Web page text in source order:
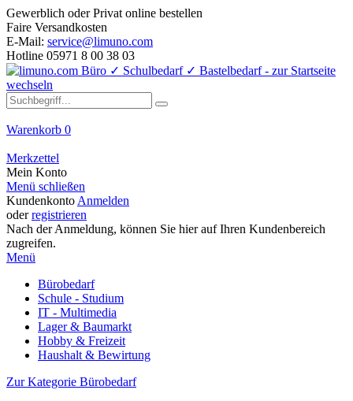
Gewerblich oder Privat online bestellen
Faire Versandkosten
E-Mail: service@limuno.com
Hotline 05971 8 00 38 03
Warenkorb 0
Merkzettel
Mein Konto
Menü schließen
Kundenkonto Anmelden
oderregistrieren
Nach der Anmeldung, können Sie hier auf Ihren Kundenbereich
zugreifen.
Menü
Bürobedarf
Schule - Studium
IT - Multimedia
Lager & Baumarkt
Hobby & Freizeit
Haushalt & Bewirtung
Zur Kategorie Bürobedarf